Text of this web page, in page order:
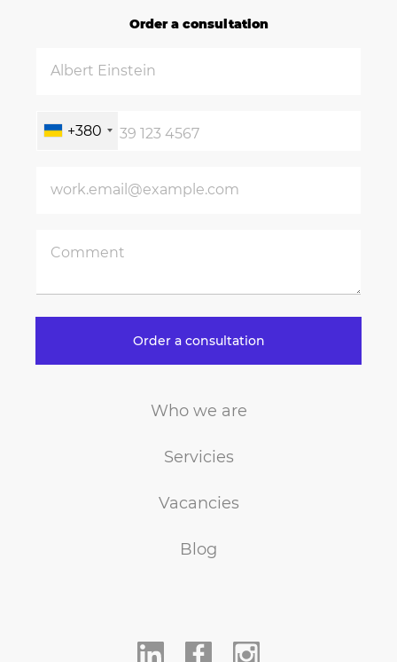
Who we are
Servicies
Vacancies
Blog
Order a consultation
+380
Order a consultation